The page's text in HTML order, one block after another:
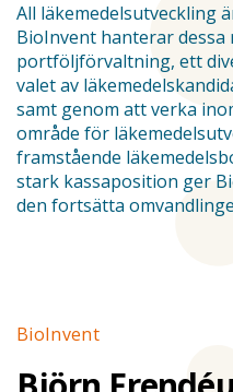
All läkemedelsutveckling
BioInvent hanterar
portföljförvaltning, ett
valet av
samt genom att verka
område för
framstående
stark kassaposition ger
den fortsätta
BioInventStories